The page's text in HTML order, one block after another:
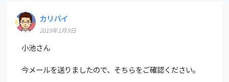
カリパイ
2019年1月9日
小池さん
今メールを送りましたので、そちらをご確認ください。